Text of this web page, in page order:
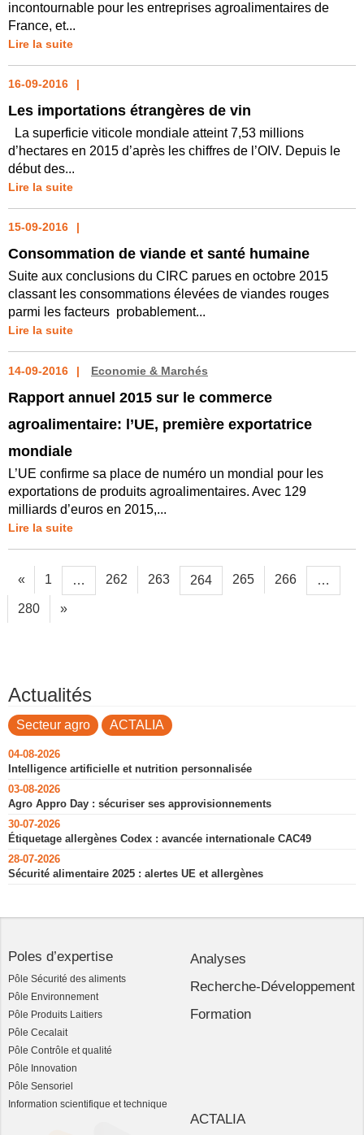
incontournable pour les entreprises agroalimentaires de
France, et...
Lire la suite
16-09-2016
Les importations étrangères de vin
La superficie viticole mondiale atteint 7,53 millions
d’hectares en 2015 d’après les chiffres de l’OIV. Depuis le
début des...
Lire la suite
15-09-2016
Consommation de viande et santé humaine
Suite aux conclusions du CIRC parues en octobre 2015
classant les consommations élevées de viandes rouges
parmi les facteurs probablement...
Lire la suite
14-09-2016 Economie & Marchés
Rapport annuel 2015 sur le commerce
agroalimentaire: l’UE, première exportatrice
mondiale
L’UE confirme sa place de numéro un mondial pour les
exportations de produits agroalimentaires. Avec 129
milliards d’euros en 2015,...
Lire la suite
« 1 … 262 263 264 265 266 …
280 »
Actualités
Secteur agro ACTALIA
04-08-2026
Intelligence artificielle et nutrition personnalisée
03-08-2026
Agro Appro Day : sécuriser ses approvisionnements
30-07-2026
Étiquetage allergènes Codex : avancée internationale CAC49
28-07-2026
Sécurité alimentaire 2025 : alertes UE et allergènes
Poles d’expertise
Pôle Sécurité des aliments
Pôle Environnement
Pôle Produits Laitiers
Pôle Cecalait
Pôle Contrôle et qualité
Pôle Innovation
Pôle Sensoriel
Information scientifique et technique
Analyses
Recherche-Développement
Formation
ACTALIA